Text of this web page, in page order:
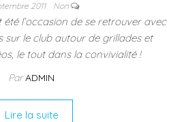
2011 Non
l’occasion de se retrouver avec
sur le club autour de grillades et
le tout dans la convivialité !
ParADMIN
Lire la suite